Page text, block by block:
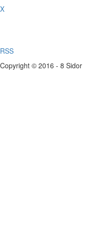
X
RSS
Copyright © 2016 - 8 Sidor